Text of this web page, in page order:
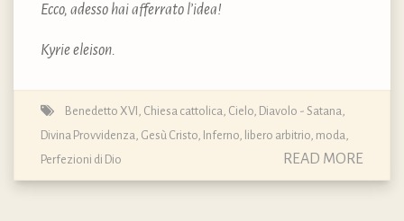
Ecco, adesso hai afferrato l’idea!
Kyrie eleison.
Benedetto XVI Chiesa cattolica Cielo Diavolo - Satana
Divina Provvidenza Gesù Cristo Inferno libero arbitrio moda
Perfezioni di Dio
READ MORE